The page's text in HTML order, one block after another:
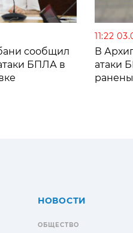
сообщил
БПЛА в
11:22
В
атаки
ранены
НОВОСТИ
ОБЩЕСТВО